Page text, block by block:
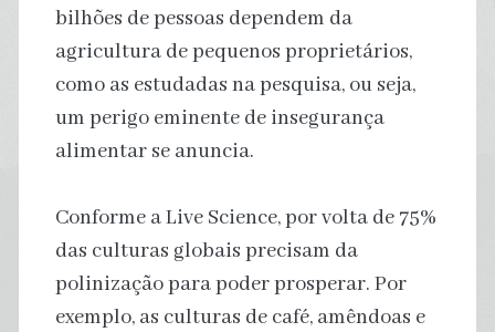
bilhões de pessoas dependem da
agricultura de pequenos proprietários,
como as estudadas na pesquisa, ou seja,
um perigo eminente de insegurança
alimentar se anuncia.
Conforme a Live Science, por volta de 75%
das culturas globais precisam da
polinização para poder prosperar. Por
exemplo, as culturas de café, amêndoas e